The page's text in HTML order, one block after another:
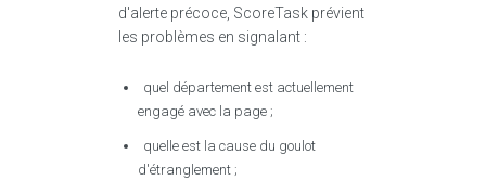
d'alerte précoce, ScoreTask prévient
les problèmes en signalant :
quel département est actuellement
engagé avec la page ;
quelle est la cause du goulot
d'étranglement ;